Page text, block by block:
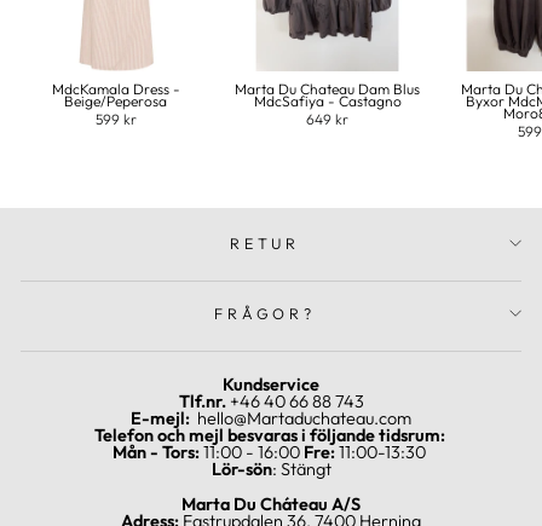
MdcKamala Dress -
Beige/Peperosa
599 kr
Marta Du Chateau Dam Blus
MdcSafiya - Castagno
649 kr
Marta Du
Byxor
RETUR
FRÅGOR?
Kundservice
Tlf.nr.+46 40 66 88 743
E-mejl: hello@Martaduchateau.com
Telefon och mejl besvaras i följande tidsrum:
Mån - Tors:11:00 - 16:00 Fre:11:00-13:30
Lör-sön: Stängt
Marta Du Cháteau A/S
Adress: Fastrupdalen 36, 7400 Herning